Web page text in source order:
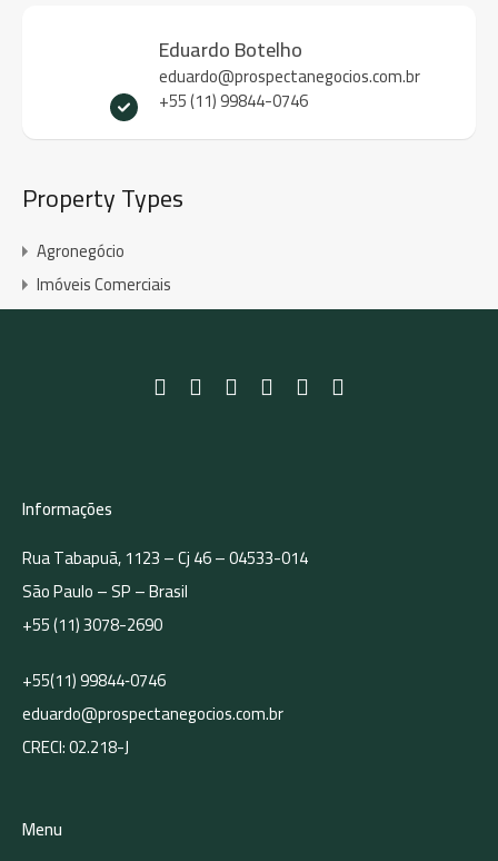
Eduardo Botelho
eduardo@prospectanegocios.com.br
+55 (11) 99844-0746
Property Types
Agronegócio
Imóveis Comerciais
Imóveis Industriais
Imóveis para Lazer
Featured Properties
Nenhum imóvel em destaque encontrado!
Contact Us
Nome
Informações
Rua Tabapuã, 1123 – Cj 46 – 04533-014
São Paulo – SP – Brasil
+55 (11) 3078-2690
+55(11) 99844‑0746
eduardo@prospectanegocios.com.br
CRECI: 02.218-J
Menu